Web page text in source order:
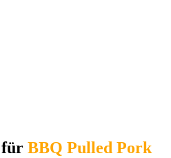
für BBQ Pulled Pork